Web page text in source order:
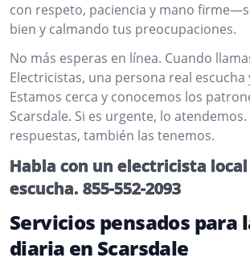
con respeto, paciencia y mano
bien y calmando tus preocupaciones.
No más esperas en línea. Cuando
Electricistas, una persona real escucha
Estamos cerca y conocemos los
Scarsdale. Si es urgente, lo
respuestas, también las tenemos.
Habla con un electricista
escucha. 855-552-2093
Servicios pensados para
diaria en Scarsdale